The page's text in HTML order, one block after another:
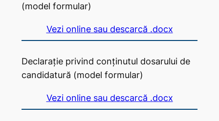
(model formular)
Vezi online sau descarcă .docx
Declarație privind conținutul dosarului de
candidatură (model formular)
Vezi online sau descarcă .docx